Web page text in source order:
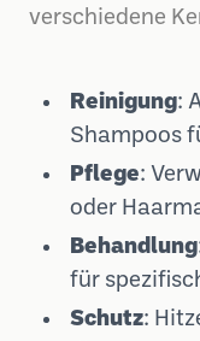
verschiedene
Reinigung:
Shampoos
Pflege:
oder
Behandlung
für
Schutz: